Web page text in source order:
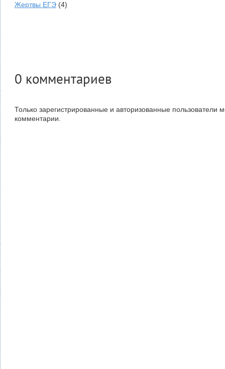
Жертвы ЕГЭ (4)
0 комментариев
Только зарегистрированные и авторизованные пользователи
комментарии.